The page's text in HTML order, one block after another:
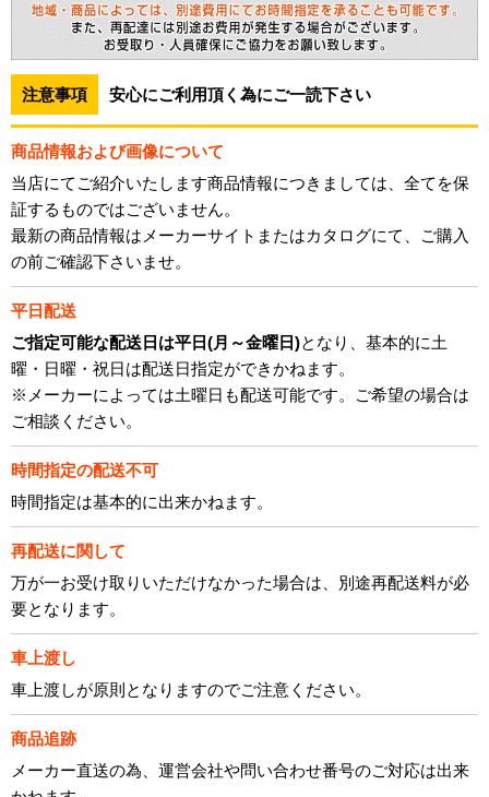
注意事項 安心にご利用頂く為にご一読下さい
商品情報および画像について
当店にてご紹介いたします商品情報につきましては、全てを保
証するものではございません。
最新の商品情報はメーカーサイトまたはカタログにて、ご購入
の前ご確認下さいませ。
平日配送
ご指定可能な配送日は平日(月～金曜日)となり、基本的に土
曜・日曜・祝日は配送日指定ができかねます。
※メーカーによっては土曜日も配送可能です。ご希望の場合は
ご相談ください。
時間指定の配送不可
時間指定は基本的に出来かねます。
再配送に関して
万が一お受け取りいただけなかった場合は、別途再配送料が必
要となります。
車上渡し
車上渡しが原則となりますのでご注意ください。
商品追跡
メーカー直送の為、運営会社や問い合わせ番号のご対応は出来